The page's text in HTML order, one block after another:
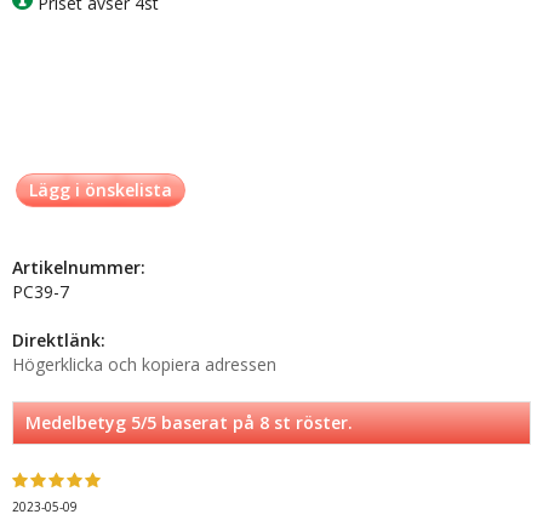
Lägg i önskelista
Artikelnummer:
PC39-7
Direktlänk:
Högerklicka och kopiera adressen
Medelbetyg5/5 baserat på8st röster.
2023-05-09